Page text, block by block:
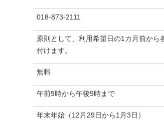
018-873-2111
原則として、利用希望日の1カ月前から
付けます。
無料
午前9時から午後9時まで
年末年始（12月29日から1月3日）